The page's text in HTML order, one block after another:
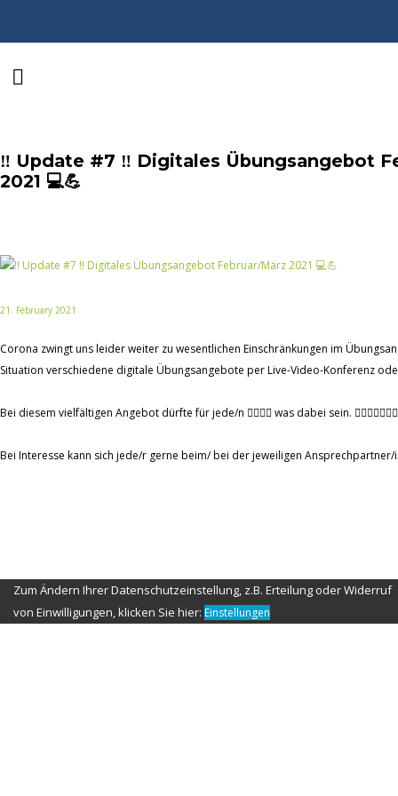
‼️ Update #7 ‼️ Digitales Übungsangebot
2021 💻💪
21. February 2021
Corona zwingt uns leider weiter zu wesentlichen Einschränkungen im
Situation verschiedene digitale Übungsangebote per Live-Video-Konferenz
Bei diesem vielfältigen Angebot dürfte für jede/n 🦹‍♀️🦹‍♂️ was dabei sein.
Bei Interesse kann sich jede/r gerne beim/ bei der jeweiligen Ansprechpartner/
Zum Ändern Ihrer Datenschutzeinstellung, z.B. Erteilung oder Widerruf
von Einwilligungen, klicken Sie hier: Einstellungen